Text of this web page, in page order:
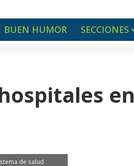
BUEN HUMOR SECCIONES
en
de salud